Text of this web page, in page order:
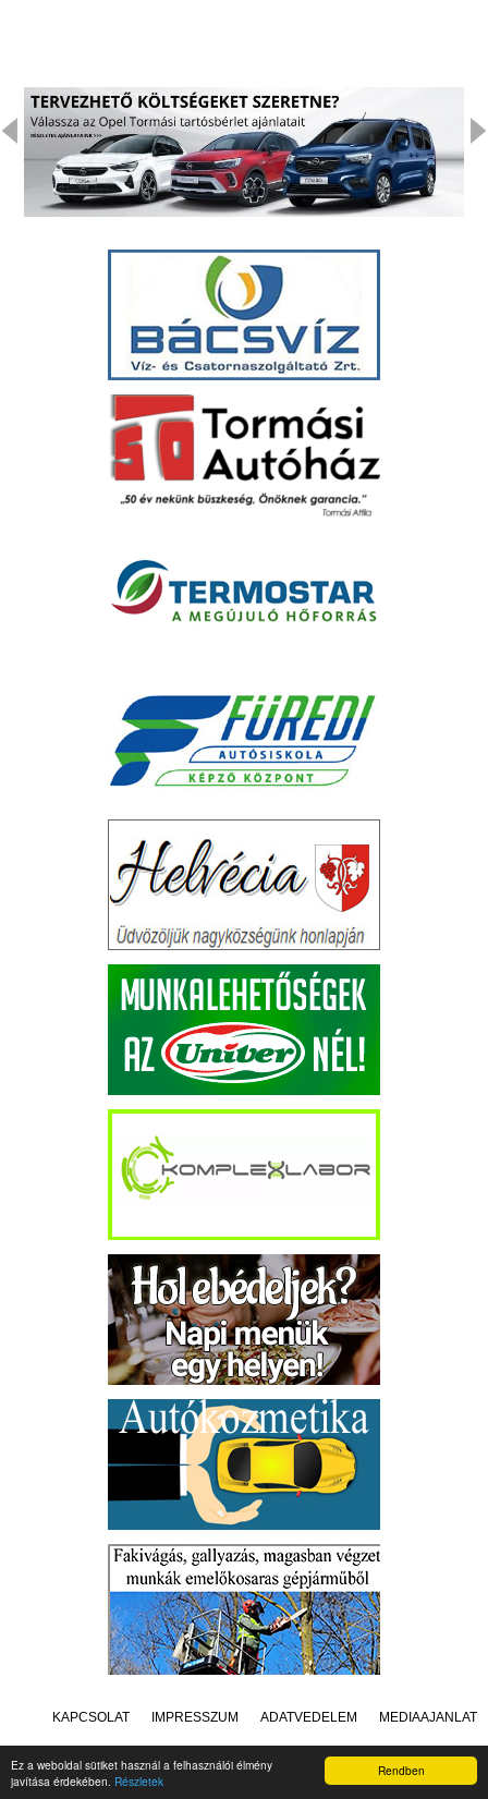
Rendben
Ez a weboldal sütiket használ a felhasználói élmény
javítása érdekében. Részletek
KAPCSOLAT IMPRESSZUM ADATVÉDELEM MÉDIAAJÁNLAT
Készítette:Raster Studio